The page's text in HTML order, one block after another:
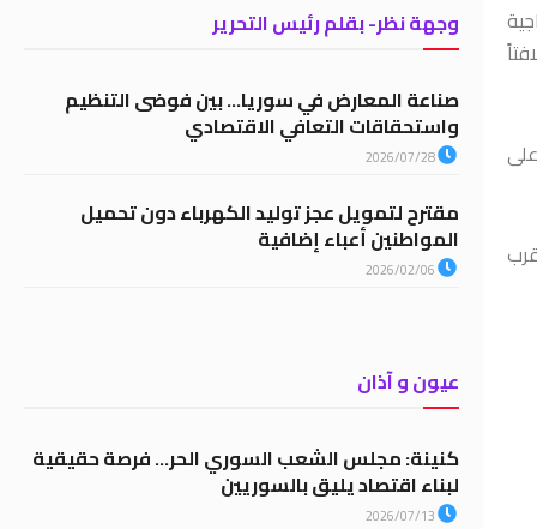
على
وجهة نظر- بقلم رئيس التحرير
صناعة المعارض في سوريا… بين فوضى التنظيم
واستحقاقات التعافي الاقتصادي
2026/07/28
مقترح لتمويل عجز توليد الكهرباء دون تحميل
المواطنين أعباء إضافية
2026/02/06
عيون و آذان
كنينة: مجلس الشعب السوري الحر… فرصة حقيقية
لبناء اقتصاد يليق بالسوريين
2026/07/13